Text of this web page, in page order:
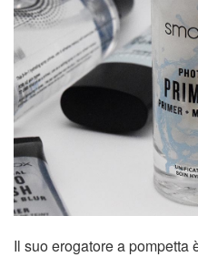
Il suo erogatore a pompetta